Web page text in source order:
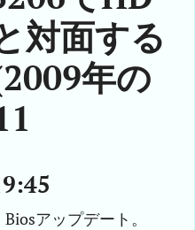
対面する
年の
アップデート。